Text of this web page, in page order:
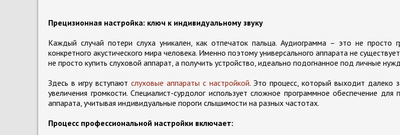
Прецизионная настройка: ключ к индивидуальному звуку
Каждый случай потери слуха уникален, как отпечаток пальца. Аудиограмма – это не просто
конкретного акустического мира человека. Именно поэтому универсального аппарата не
не просто купить слуховой аппарат, а получить устройство, идеально подогнанное под личные
Здесь в игру вступают слуховые аппараты с настройкой. Это процесс, который выходит далеко
увеличения громкости. Специалист-сурдолог использует сложное программное обеспечение для
аппарата, учитывая индивидуальные пороги слышимости на разных частотах.
Процесс профессиональной настройки включает: